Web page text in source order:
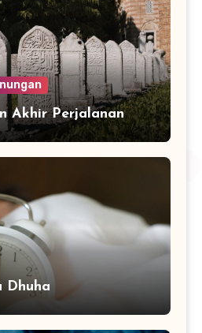
Akhir Perjalanan
Dhuha